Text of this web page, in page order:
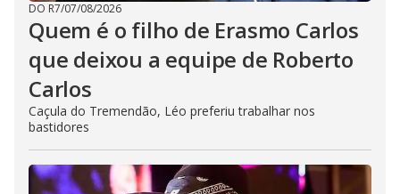
DO R7/07/08/2026
Quem é o filho de Erasmo Carlos
que deixou a equipe de Roberto
Carlos
Caçula do Tremendão, Léo preferiu trabalhar nos
bastidores